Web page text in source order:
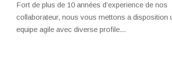
Fort de plus de 10 années d’experience de nos
collaborateur, nous vous mettons a disposition
equipe agile avec diverse profile...